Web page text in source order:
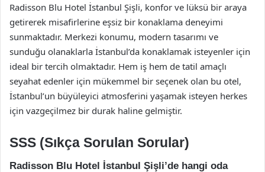
Radisson Blu Hotel İstanbul Şişli, konfor ve lüksü bir araya
getirerek misafirlerine eşsiz bir konaklama deneyimi
sunmaktadır. Merkezi konumu, modern tasarımı ve
sunduğu olanaklarla İstanbul’da konaklamak isteyenler için
ideal bir tercih olmaktadır. Hem iş hem de tatil amaçlı
seyahat edenler için mükemmel bir seçenek olan bu otel,
İstanbul’un büyüleyici atmosferini yaşamak isteyen herkes
için vazgeçilmez bir durak haline gelmiştir.
SSS (Sıkça Sorulan Sorular)
Radisson Blu Hotel İstanbul Şişli’de hangi oda